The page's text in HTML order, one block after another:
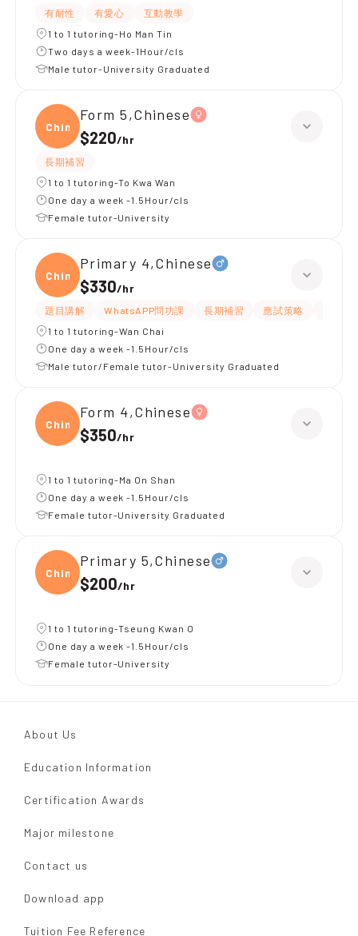
有耐性 有愛心
互動教學
1 to 1 tutoring-Ho Man Tin
Two days a week-1Hour/cls
Male tutor-University Graduated
Chine
Form 5,Chinese
$220/hr
長期補習
1 to 1 tutoring-To Kwa Wan
One day a week -1.5Hour/cls
Female tutor-University
Chine
Primary 4,Chinese
$330/hr
題目講解 WhatsAPP問功課 長期補習 應試策略
1 to 1 tutoring-Wan Chai
One day a week -1.5Hour/cls
Male tutor/Female tutor-University Graduated
Chine
Form 4,Chinese
$350/hr
1 to 1 tutoring-Ma On Shan
One day a week -1.5Hour/cls
Female tutor-University Graduated
Chine
Primary 5,Chinese
$200/hr
1 to 1 tutoring-Tseung Kwan O
One day a week -1.5Hour/cls
Female tutor-University
About Us
Education Information
Certification Awards
Major milestone
Contact us
Download app
Tuition Fee Reference